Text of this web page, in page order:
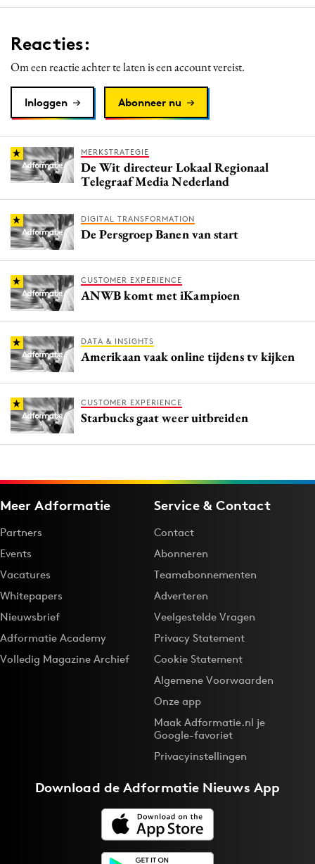
Reacties:
Om een reactie achter te laten is een account vereist.
Inloggen Abonneer nu
MERKSTRATEGIE
De Wit directeur Lokaal Regionaal
Telegraaf Media Nederland
DIGITAL TRANSFORMATION
De Persgroep Banen van start
CUSTOMER EXPERIENCE
ANWB komt met iKampioen
DATA & INSIGHTS
Amerikaan vaak online tijdens tv kijken
CUSTOMER EXPERIENCE
Starbucks gaat weer uitbreiden
Meer Adformatie
Partners
Events
Vacatures
Whitepapers
Nieuwsbrief
Adformatie Academy
Volledig Magazine Archief
Service & Contact
Contact
Abonneren
Teamabonnementen
Adverteren
Veelgestelde Vragen
Privacy Statement
Cookie Statement
Algemene Voorwaarden
Onze app
Maak Adformatie.nl je
Google-favoriet
Privacyinstellingen
Download deAdformatie Nieuws App